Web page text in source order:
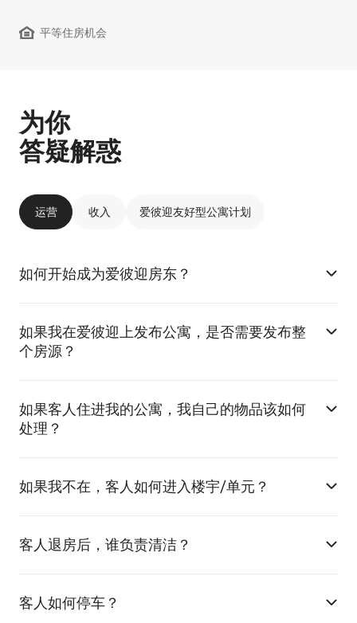
平等住房机会
为你
答疑解惑
运营 收入 爱彼迎友好型公寓计划
如何开始成为爱彼迎房东？
如果我在爱彼迎上发布公寓，是否需要发布整
个房源？
如果客人住进我的公寓，我自己的物品该如何
处理？
如果我不在，客人如何进入楼宇/单元？
客人退房后，谁负责清洁？
客人如何停车？